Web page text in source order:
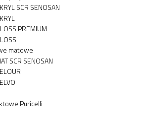
SCR SENOSAN
PREMIUM
matowe
SCR SENOSAN
Puricelli